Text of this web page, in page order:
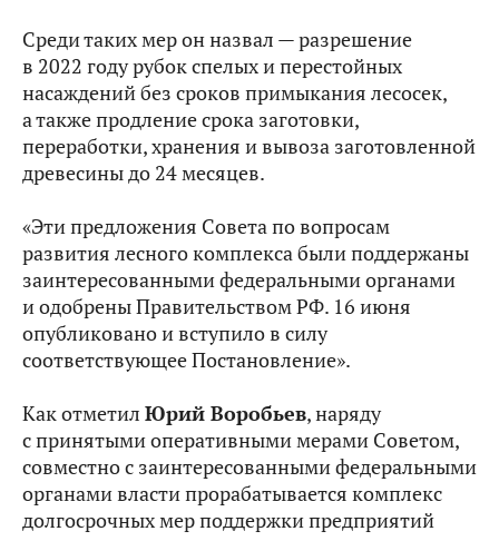
Среди таких мер он назвал — разрешение
в 2022 году рубок спелых и перестойных
насаждений без сроков примыкания лесосек,
а также продление срока заготовки,
переработки, хранения и вывоза заготовленной
древесины до 24 месяцев.
«Эти предложения Совета по вопросам
развития лесного комплекса были поддержаны
заинтересованными федеральными органами
и одобрены Правительством РФ. 16 июня
опубликовано и вступило в силу
соответствующее Постановление».
Как отметил Юрий Воробьев, наряду
с принятыми оперативными мерами Советом,
совместно с заинтересованными федеральными
органами власти прорабатывается комплекс
долгосрочных мер поддержки предприятий